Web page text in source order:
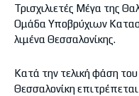
Τρισχιλιετές Μέγα της
Ομάδα Υποβρύχιων
λιμένα Θεσσαλονίκης.
Κατά την τελική φάση
Θεσσαλονίκη